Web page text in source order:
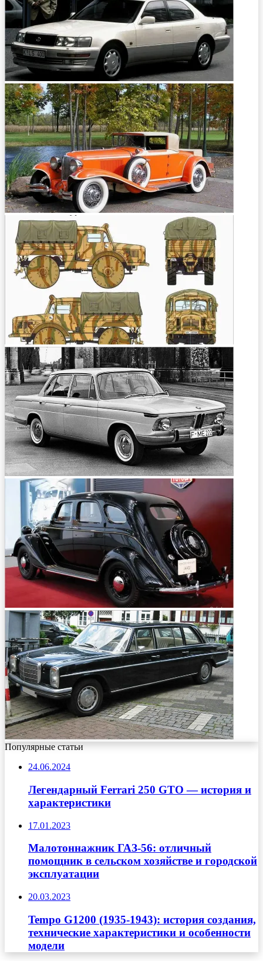
Популярные статьи
24.06.2024
Легендарный Ferrari 250 GTO — история и
характеристики
17.01.2023
Малотоннажник ГАЗ-56: отличный
помощник в сельском хозяйстве и городской
эксплуатации
20.03.2023
Tempo G1200 (1935-1943): история создания,
технические характеристики и особенности
модели